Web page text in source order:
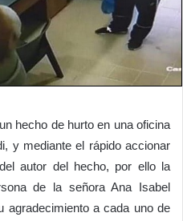
hecho de hurto en una oficina
y mediante el rápido accionar
autor del hecho, por ello la
de la señora Ana Isabel
agradecimiento a cada uno de